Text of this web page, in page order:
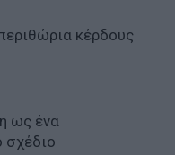
κέρδους
ως ένα
σχέδιο